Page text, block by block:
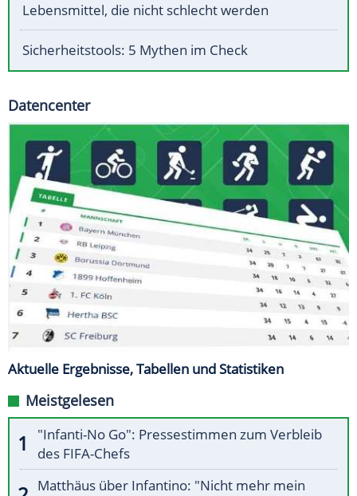
Lebensmittel, die nicht schlecht werden
Sicherheitstools: 5 Mythen im Check
Datencenter
Aktuelle Ergebnisse, Tabellen und Statistiken
Meistgelesen
"Infanti-No Go": Pressestimmen zum Verbleib
des FIFA-Chefs
Matthäus über Infantino: "Nicht mehr mein